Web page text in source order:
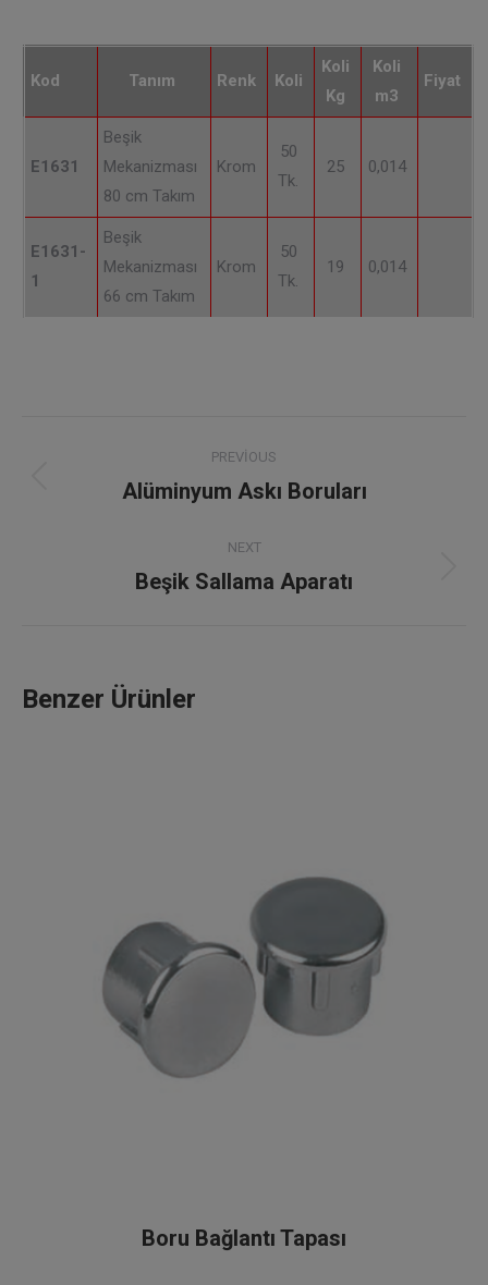
Kod Tanım Renk Koli
Koli
Kg
Koli
m3
Fiyat
E1631
Beşik
Mekanizması
80 cm Takım
Krom
50
Tk.
25 0,014
E1631-
1
Beşik
Mekanizması
66 cm Takım
Krom
50
Tk.
19 0,014
navigation
PREVIOUS
Previous
Alüminyum Askı Boruları
NEXT
Next
Beşik Sallama Aparatı
Benzer Ürünler
Boru Bağlantı Tapası